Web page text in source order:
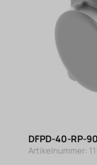
DFPD-40-RP-
Artikelnummer: